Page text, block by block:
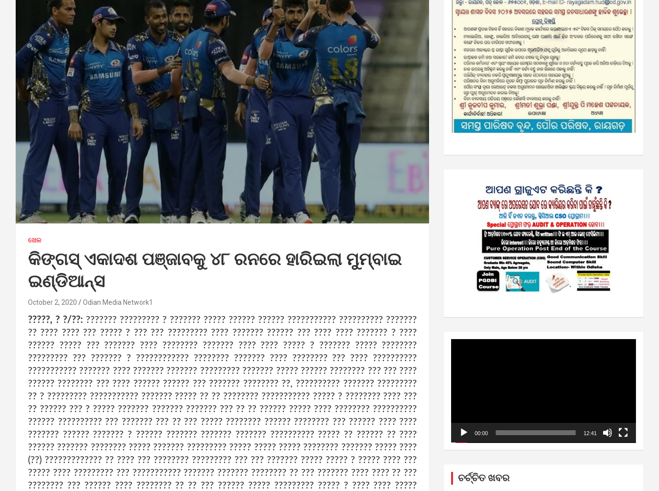
ଖେଳ
କିଙ୍ଗସ୍ ଏକାଦଶ ପଞ୍ଜାବକୁ ୪୮ ରନରେ ହାରିଇଲା ମୁମ୍ବାଇ
ଇଣ୍ଡିଆନ୍ସ
October 2, 2020 Odian Media Network1
?????, ? ?/??: ??????? ????????? ? ??????? ????? ?????? ?????? ??????????? ?????????? ???????
?? ???? ???? ??? ????? ? ??? ??? ????????? ???? ??????? ?????? ??? ???? ???? ??????? ? ????
?????? ????? ??? ??????? ???? ???????? ??????? ???? ???? ????? ? ??????? ????? ????????
????????? ??? ??????? ? ???????????? ???????? ??????? ???? ???????? ??? ???? ??????????
??????????? ??????? ???? ??????? ??????? ????????? ??????? ????? ?????? ???????? ??? ??? ????
?????? ???????? ??? ???? ?????? ?????? ??? ??????? ???????? ??, ?????????? ??????? ?????????
?? ? ????????? ??????????? ??????? ????? ?? ?? ???????? ??????????? ????? ? ???????? ???? ???
?? ?????? ??? ? ????? ??????? ??????? ??????? ??? ?? ?? ?????? ????? ???? ???????? ??????????
?????? ?????????? ??? ??????? ??? ?? ??? ????? ???????? ?????? ???????? ??? ?????? ???? ????
??????? ?????? ??????? ? ?????? ??????? ??????? ??????? ?????????? ????? ?? ?????? ?? ????
?????? ??????? ???????? ????? ??????? ????????? ????? ????? ????? ???????? ??????? ????? ????
(??) ????????????? ?? ???? ??? ???????? ????????? ??? ??? ??????? ????? ????? ? ????? ???? ???
????? ???? ????????? ??? ??????????? ??????? ??????? ???????? ?? ??? ??????? ???? ???? ?? ???
???????? ??? ?????? ???? ???????? ?? ?? ??? ?????? ????? ????????? ????? ? ???? ???? ?????
00:00 12:41
ଚର୍ଚ୍ଚିତ ଖବର